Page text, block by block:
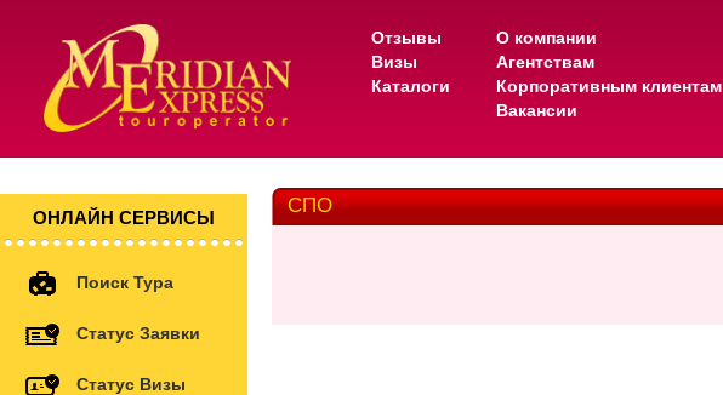
Отзывы
Визы
Каталоги
О компании
Агентствам
Корпоративным клиентам
Вакансии
ОНЛАЙН СЕРВИСЫ
Поиск Тура
Статус Заявки
Статус Визы
СПО